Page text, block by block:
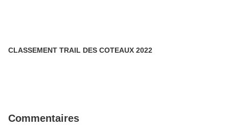
CLASSEMENT TRAIL DES COTEAUX 2022
Commentaires